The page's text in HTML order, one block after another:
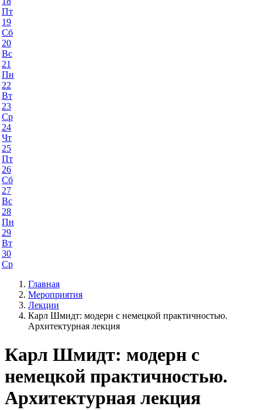
Пт
19
Сб
20
Вс
21
Пн
22
Вт
23
Ср
24
Чт
25
Пт
26
Сб
27
Вс
28
Пн
29
Вт
30
Ср
Главная
Мероприятия
Лекции
Карл Шмидт: модерн с немецкой практичностью.
Архитектурная лекция
Карл Шмидт: модерн с
немецкой практичностью.
Архитектурная лекция